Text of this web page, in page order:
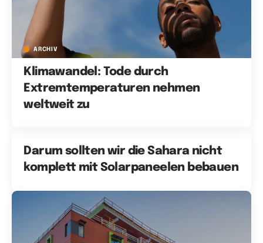
ARCHIV
Klimawandel: Tode durch
Extremtemperaturen nehmen
weltweit zu
Darum sollten wir die Sahara nicht
komplett mit Solarpaneelen bebauen